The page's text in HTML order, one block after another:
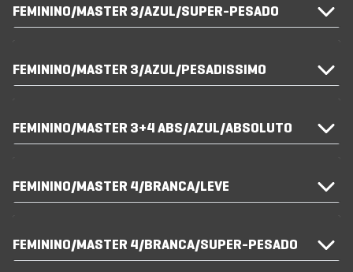
FEMININO/MASTER 3/AZUL/SUPER-PESADO
FEMININO/MASTER 3/AZUL/PESADISSIMO
FEMININO/MASTER 3+4 ABS/AZUL/ABSOLUTO
FEMININO/MASTER 4/BRANCA/LEVE
FEMININO/MASTER 4/BRANCA/SUPER-PESADO